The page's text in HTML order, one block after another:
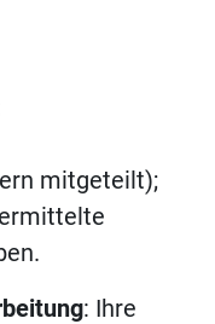
mitgeteilt);
: Ihre